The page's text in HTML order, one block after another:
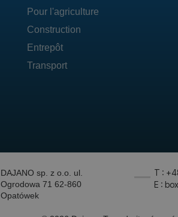
Pour l'agriculture
Construction
Entrepôt
Transport
DAJANO sp. z o.o. ul.
Ogrodowa 71 62-860
Opatówek
T :
E :